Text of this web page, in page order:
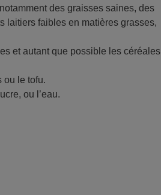
des graisses saines, des
laitiers faibles en matières grasses,
et autant que possible les céréales
ou le tofu.
ou l’eau.